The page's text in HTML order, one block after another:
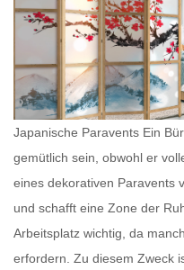
Japanische Paravents Ein
gemütlich sein, obwohl er
eines dekorativen Paravents
und schafft eine Zone der
Arbeitsplatz wichtig, da
erfordern. Zu diesem Zweck